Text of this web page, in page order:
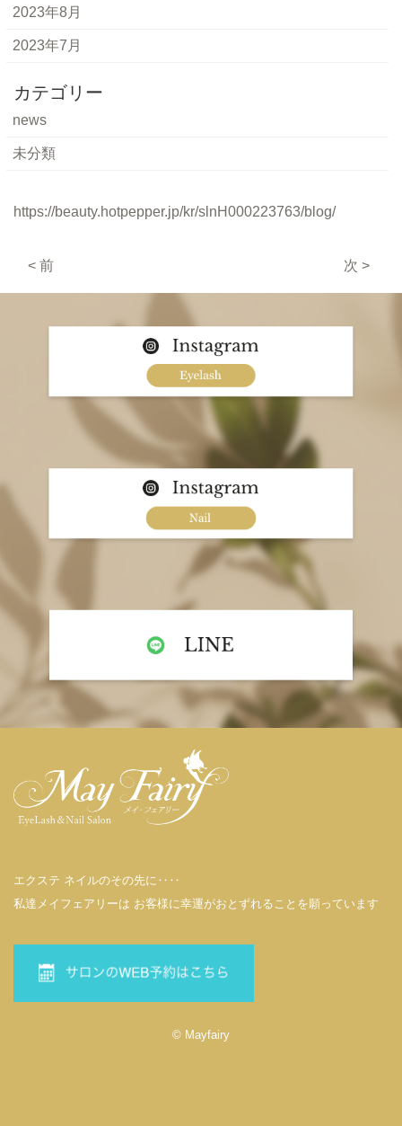
2023年8月
2023年7月
カテゴリー
news
未分類
https://beauty.hotpepper.jp/kr/slnH000223763/blog/
< 前 次 >
エクステ ネイルのその先に‥‥
私達メイフェアリーは お客様に幸運がおとずれることを願っています
© Mayfairy